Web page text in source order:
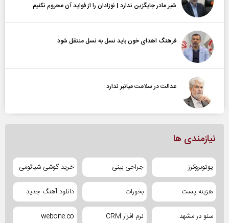
شیر مادر جایگزین ندارد | نوزادان را از فواید آن محروم نکنیم
فرهنگ اهدای خون باید نسل به نسل منتقل شود
عدالت در سلامت میانبر ندارد
نیازمندی ها
یوتوبروکرز جراحی بینی خرید گوشی شیائومی
هزینه پست بخورات دانلود آهنگ جدید
سئو در مشهد نرم افزار CRM webone.co